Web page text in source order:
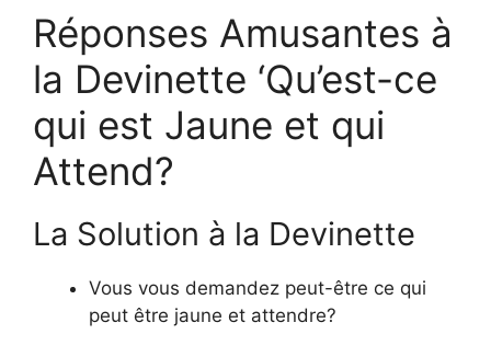
Réponses Amusantes à
la Devinette ‘Qu’est-ce
qui est Jaune et qui
Attend?
La Solution à la Devinette
Vous vous demandez peut-être ce qui
peut être jaune et attendre?